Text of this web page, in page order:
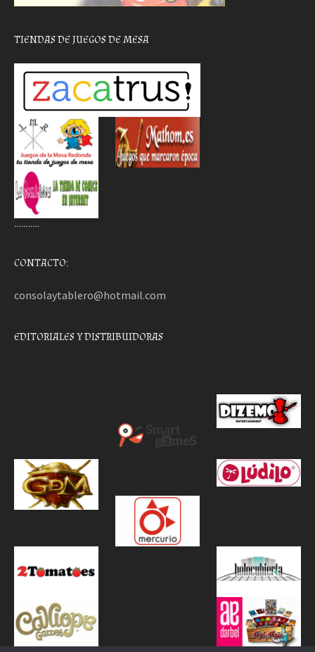
TIENDAS DE JUEGOS DE MESA
………..
CONTACTO:
consolaytablero@hotmail.com
EDITORIALES Y DISTRIBUIDORAS